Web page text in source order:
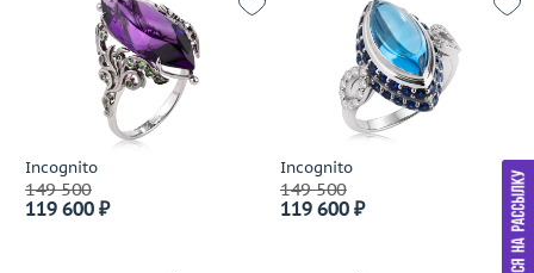
Incognito
149 500
119 600 ₽
Incognito
149 500
119 600 ₽